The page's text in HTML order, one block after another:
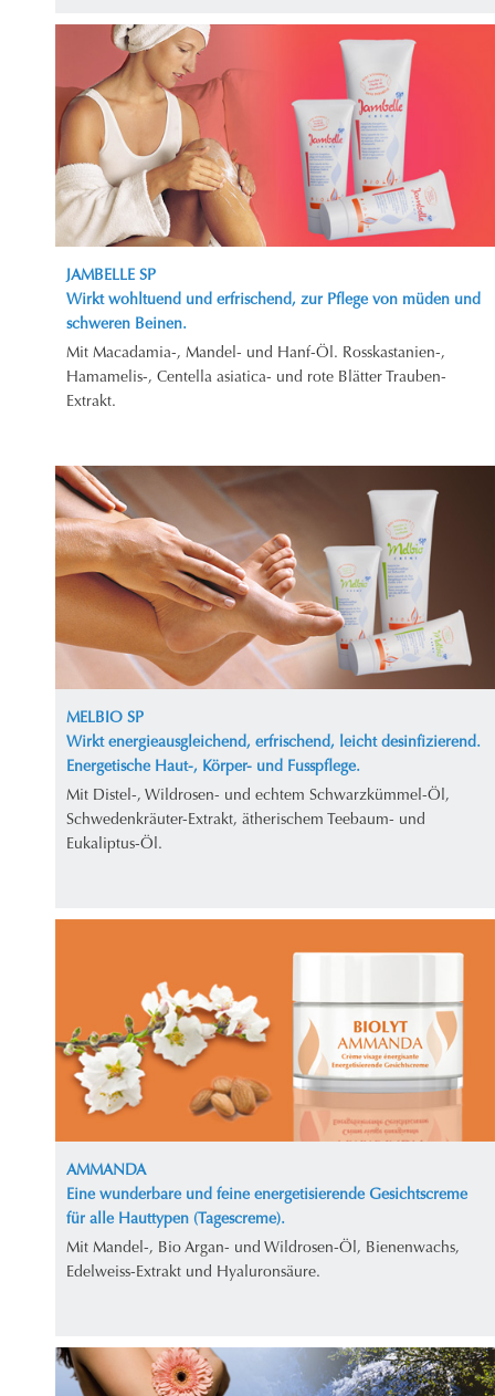
JAMBELLE SP
Wirkt wohltuend und erfrischend, zur Pflege von müden und
schweren Beinen.
Mit Macadamia-, Mandel- und Hanf-Öl. Rosskastanien-,
Hamamelis-, Centella asiatica- und rote Blätter Trauben-
Extrakt.
MELBIO SP
Wirkt energieausgleichend, erfrischend, leicht desinfizierend.
Energetische Haut-, Körper- und Fusspflege.
Mit Distel-, Wildrosen- und echtem Schwarzkümmel-Öl,
Schwedenkräuter-Extrakt, ätherischem Teebaum- und
Eukaliptus-Öl.
AMMANDA
Eine wunderbare und feine energetisierende Gesichtscreme
für alle Hauttypen (Tagescreme).
Mit Mandel-, Bio Argan- und Wildrosen-Öl, Bienenwachs,
Edelweiss-Extrakt und Hyaluronsäure.